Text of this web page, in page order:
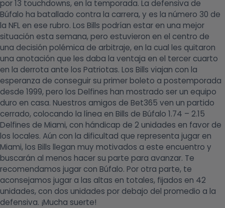
por 13 touchdowns, en la temporada. La defensiva de
Búfalo ha batallado contra la carrera, y es la número 30 de
la NFL en ese rubro. Los Bills podrían estar en una mejor
situación esta semana, pero estuvieron en el centro de
una decisión polémica de arbitraje, en la cual les quitaron
una anotación que les daba la ventaja en el tercer cuarto
en la derrota ante los Patriotas. Los Bills viajan con la
esperanza de conseguir su primer boleto a postemporada
desde 1999, pero los Delfines han mostrado ser un equipo
duro en casa. Nuestros amigos de Bet365 ven un partido
cerrado, colocando la línea en Bills de Búfalo 1.74 – 2.15
Delfines de Miami, con hándicap de 2 unidades en favor de
los locales. Aún con la dificultad que representa jugar en
Miami, los Bills llegan muy motivados a este encuentro y
buscarán al menos hacer su parte para avanzar. Te
recomendamos jugar con Búfalo. Por otra parte, te
aconsejamos jugar a las altas en totales, fijados en 42
unidades, con dos unidades por debajo del promedio a la
defensiva. ¡Mucha suerte!